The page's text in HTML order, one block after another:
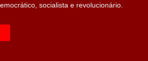
socialista e revolucionário.